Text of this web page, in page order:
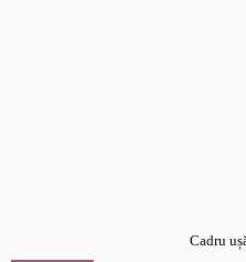
Cadru